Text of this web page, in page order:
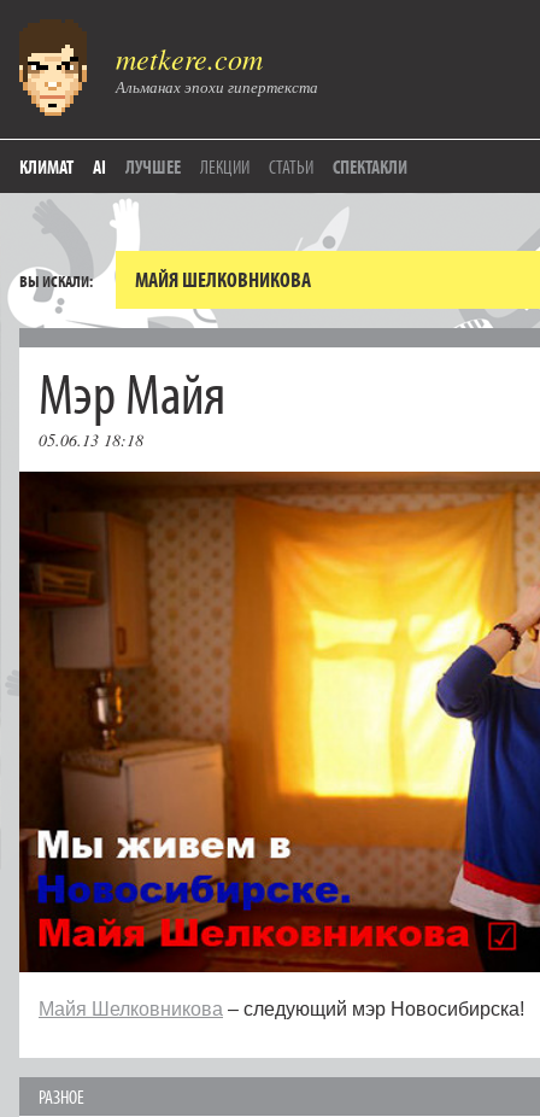
metkere.com
Альманах эпохи гипертекста
КЛИМАТ AI ЛУЧШЕЕ ЛЕКЦИИ СТАТЬИ СПЕКТАКЛИ
ВЫ ИСКАЛИ:
Мэр Майя
05.06.13 18:18
Майя Шелковникова – следующий мэр Новосибирска!
РАЗНОЕ